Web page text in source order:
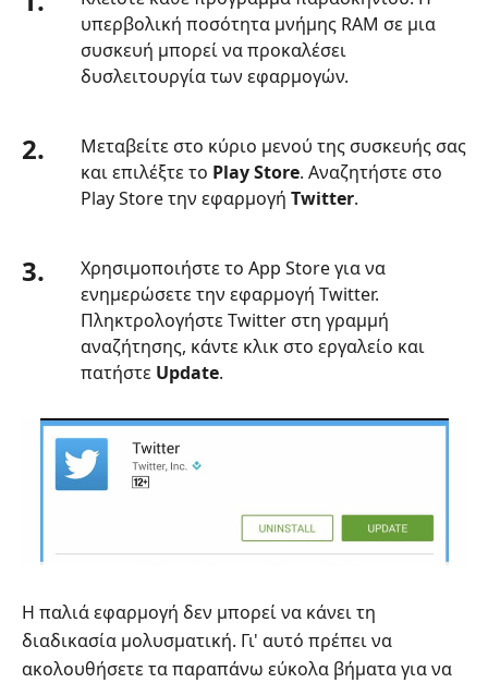
υπερβολική ποσότητα μνήμης RAM σε μια
συσκευή μπορεί να προκαλέσει
δυσλειτουργία των εφαρμογών.
2.
Μεταβείτε στο κύριο μενού της συσκευής σας
και επιλέξτε το Play Store. Αναζητήστε στο
Play Store την εφαρμογή Twitter.
3.
Χρησιμοποιήστε το App Store για να
ενημερώσετε την εφαρμογή Twitter.
Πληκτρολογήστε Twitter στη γραμμή
αναζήτησης, κάντε κλικ στο εργαλείο και
πατήστε Update.
Η παλιά εφαρμογή δεν μπορεί να κάνει τη
διαδικασία μολυσματική. Γι' αυτό πρέπει να
ακολουθήσετε τα παραπάνω εύκολα βήματα για να